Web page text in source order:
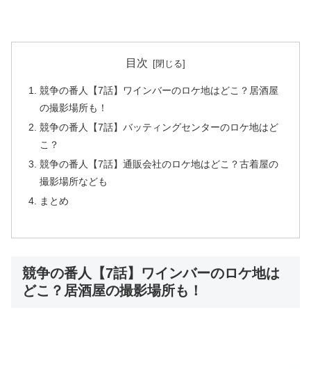
目次
競争の番人【7話】ワインバーのロケ地はどこ？居酒屋
の撮影場所も！
競争の番人【7話】バッティングセンターのロケ地はど
こ？
競争の番人【7話】通販会社のロケ地はどこ？古着屋の
撮影場所なども
まとめ
競争の番人【7話】ワインバーのロケ地は
どこ？居酒屋の撮影場所も！